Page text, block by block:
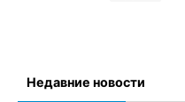
Недавние новости